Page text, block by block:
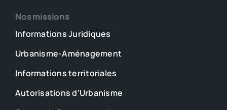
Nos missions
Informations Juridiques
Urbanisme-Aménagement
Informations territoriales
Autorisations d’Urbanisme